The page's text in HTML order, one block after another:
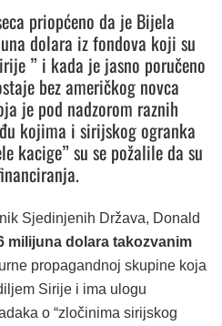
priopćeno da je Bijela
dolara iz fondova koji su
” i kada je jasno poručeno
bez američkog novca
je pod nadzorom raznih
kojima i sirijskog ogranka
kacige” su se požalile da su
Sjedinjenih Država, Donald
milijuna dolara takozvanim
propagandnoj skupine koja
Sirije i ima ulogu
o “zločinima sirijskog